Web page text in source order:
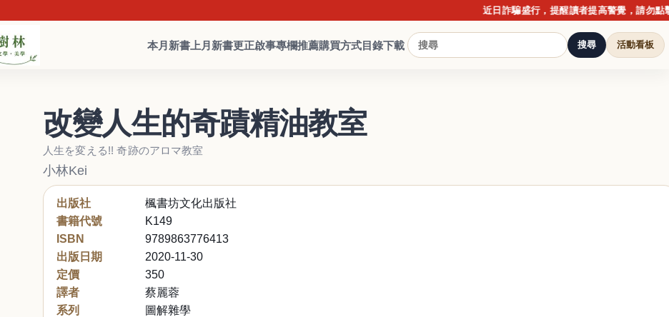
近日詐騙盛行，提醒讀者提高警覺，請勿點擊不
本月新書 上月新書更正啟事專欄推薦購買方式目錄下載 搜尋 活動看板
改變人生的奇蹟精油教室
人生を変える!! 奇跡のアロマ教室
小林Kei
出版社
楓書坊文化出版社
書籍代號
K149
ISBN
9789863776413
出版日期
2020-11-30
定價
350
譯者
蔡麗蓉
系列
圖解雜學